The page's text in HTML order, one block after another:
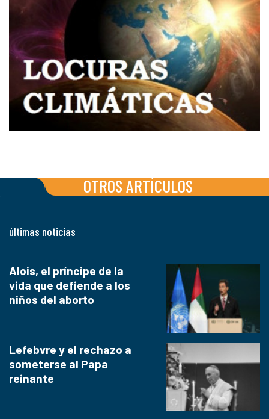
OTROS ARTÍCULOS
últimas noticias
Alois, el príncipe de la
vida que defiende a los
niños del aborto
Lefebvre y el rechazo a
someterse al Papa
reinante